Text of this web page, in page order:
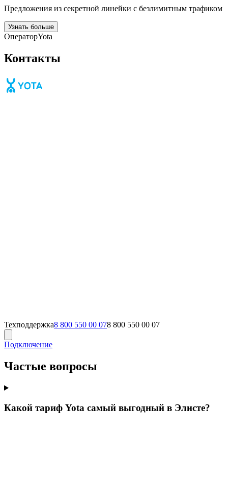
Предложения из секретной линейки с безлимитным трафиком
Узнать больше
ОператорYota
Контакты
Техподдержка8 800 550 00 078 800 550 00 07
Подключение
Частые вопросы
Какой тариф Yota самый выгодный в Элисте?